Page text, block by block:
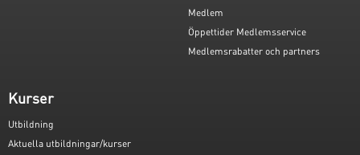
Medlem
Öppettider Medlemsservice
Medlemsrabatter och partners
Kurser
Utbildning
Aktuella utbildningar/kurser